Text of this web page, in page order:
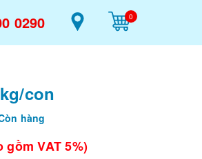
0290 0
con
hàng
gồm VAT 5%)